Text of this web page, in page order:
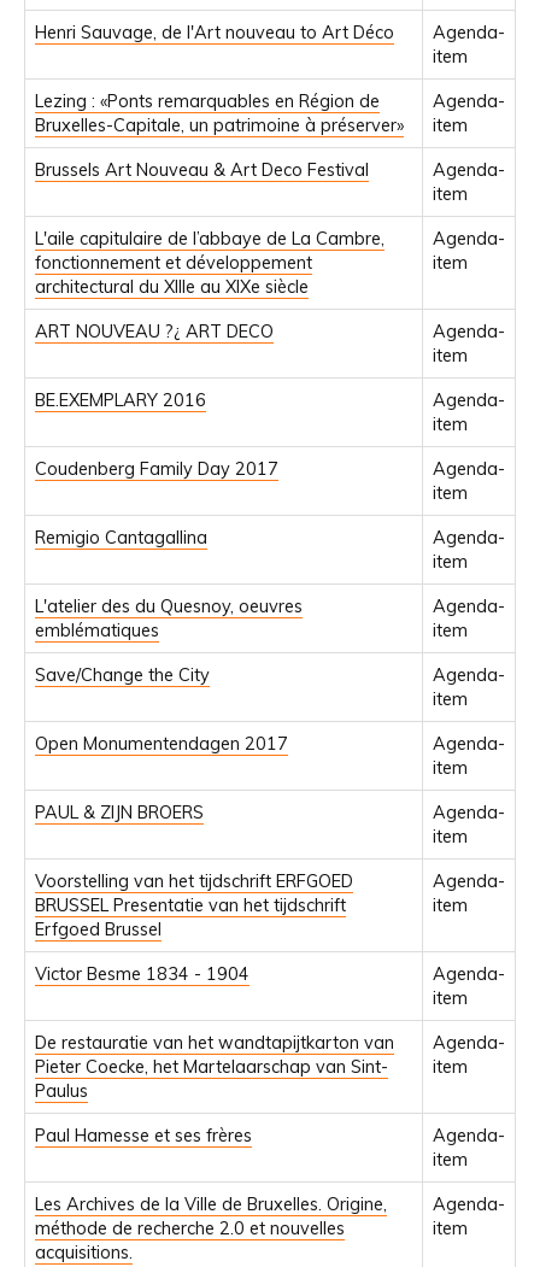
Henri Sauvage, de l'Art nouveau to Art Déco
Agenda-
item
Lezing : «Ponts remarquables en Région de
Bruxelles-Capitale, un patrimoine à préserver»
Agenda-
item
Brussels Art Nouveau & Art Deco Festival
Agenda-
item
L'aile capitulaire de l’abbaye de La Cambre,
fonctionnement et développement
architectural du XIIIe au XIXe siècle
Agenda-
item
ART NOUVEAU ?¿ ART DECO
Agenda-
item
BE.EXEMPLARY 2016
Agenda-
item
Coudenberg Family Day 2017
Agenda-
item
Remigio Cantagallina
Agenda-
item
L'atelier des du Quesnoy, oeuvres
emblématiques
Agenda-
item
Save/Change the City
Agenda-
item
Open Monumentendagen 2017
Agenda-
item
PAUL & ZIJN BROERS
Agenda-
item
Voorstelling van het tijdschrift ERFGOED
BRUSSEL Presentatie van het tijdschrift
Erfgoed Brussel
Agenda-
item
Victor Besme 1834 - 1904
Agenda-
item
De restauratie van het wandtapijtkarton van
Pieter Coecke, het Martelaarschap van Sint-
Paulus
Agenda-
item
Paul Hamesse et ses frères
Agenda-
item
Les Archives de la Ville de Bruxelles. Origine,
méthode de recherche 2.0 et nouvelles
acquisitions.
Agenda-
item